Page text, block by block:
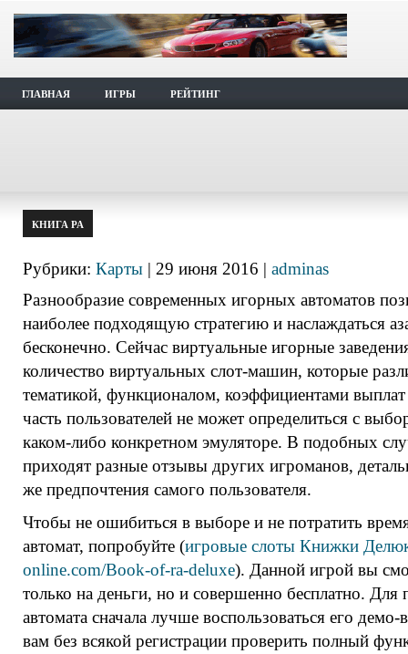
ГЛАВНАЯ ИГРЫ РЕЙТИНГ
КНИГА РА
Рубрики: Карты | 29 июня 2016 | adminas
Разнообразие современных игорных автоматов
наиболее подходящую стратегию и наслаждаться
бесконечно. Сейчас виртуальные игорные
количество виртуальных слот-машин, которые
тематикой, функционалом, коэффициентами
часть пользователей не может определиться с
каком-либо конкретном эмуляторе. В подобных
приходят разные отзывы других игроманов,
же предпочтения самого пользователя.
Чтобы не ошибиться в выборе и не потратить
автомат, попробуйте (игровые слоты Книжки
online.com/Book-of-ra-deluxe). Данной игрой вы
только на деньги, но и совершенно бесплатно. Для
автомата сначала лучше воспользоваться его
вам без всякой регистрации проверить полный